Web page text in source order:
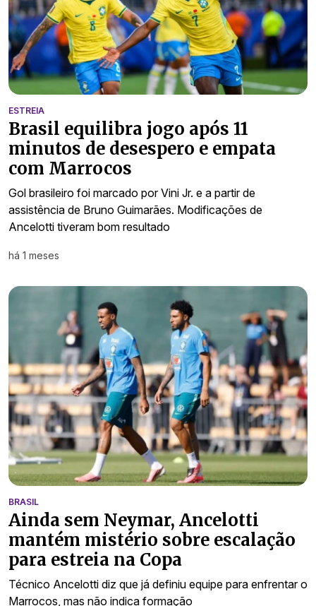
ESTREIA
Brasil equilibra jogo após 11
minutos de desespero e empata
com Marrocos
Gol brasileiro foi marcado por Vini Jr. e a partir de
assistência de Bruno Guimarães. Modificações de
Ancelotti tiveram bom resultado
há 1 meses
BRASIL
Ainda sem Neymar, Ancelotti
mantém mistério sobre escalação
para estreia na Copa
Técnico Ancelotti diz que já definiu equipe para enfrentar o
Marrocos, mas não indica formação